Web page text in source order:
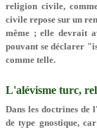
religion civile,
civile repose sur un
même ; elle devrait
pouvant se déclarer
comme telle.
L'alévisme turc,
Dans les doctrines de
de type gnostique,